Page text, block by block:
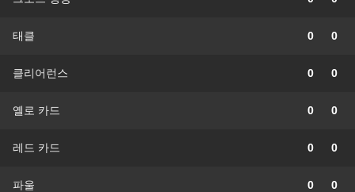
태클 0 0
클리어런스 0 0
옐로 카드 0 0
레드 카드 0 0
파울 0 0